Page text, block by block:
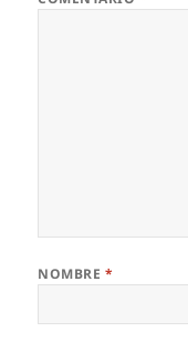
NOMBRE *